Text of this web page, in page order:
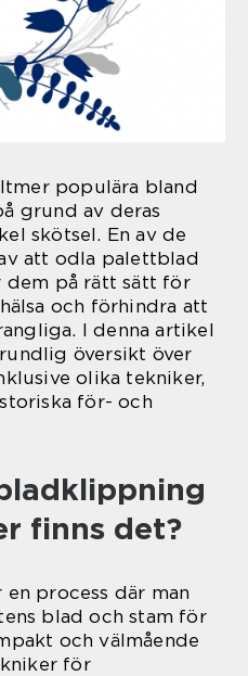
populära bland
grund av deras
skötsel. En av de
att odla palettblad
dem på rätt sätt för
och förhindra att
I denna artikel
översikt över
olika tekniker,
för- och
finns det?
process där man
blad och stam för
och välmående
för